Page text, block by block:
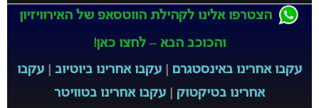
הצטרפו אלינו לקהילת הווטסאפ של האירוויזיון
והכוכב הבא – לחצו כאן!
עקבו אחרינו באינסטגרם
עקבו אחרינו ביוטיוב
עקבו
אחרינו בטיקטוק
עקבו אחרינו בטוויטר